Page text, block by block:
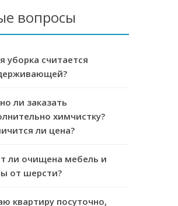
вопросы
уборка считается
ли заказать
химчистку?
ли цена?
ли очищена мебель и
от шерсти?
квартиру посуточно,